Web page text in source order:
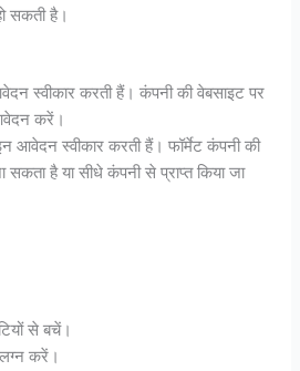
सकती है।
स्वीकार करती हैं। कंपनी की वेबसाइट पर
करें।
आवेदन स्वीकार करती हैं। फॉर्मेट कंपनी की
है या सीधे कंपनी से प्राप्त किया जा
से बचें।
करें।